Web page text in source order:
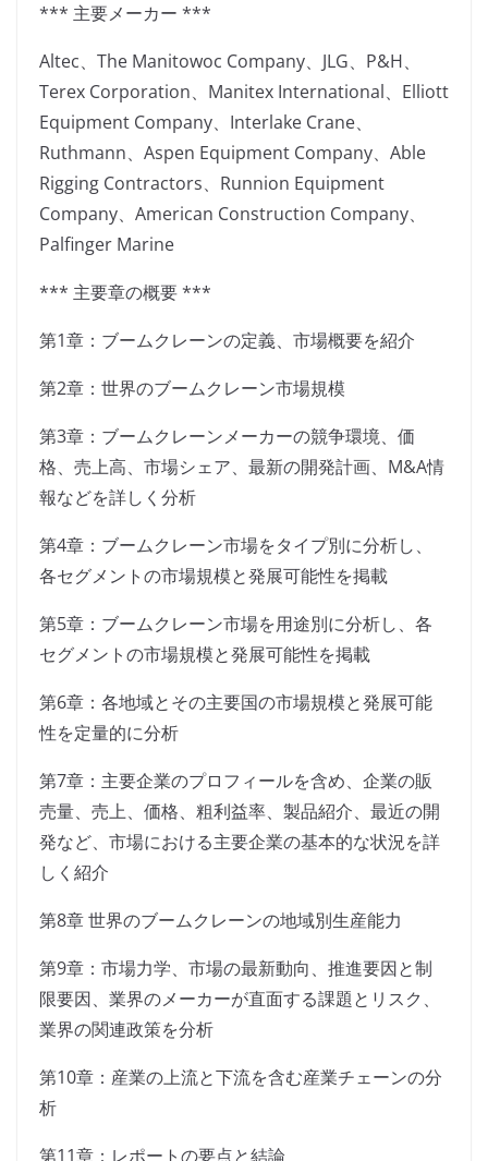
*** 主要メーカー ***
Altec、The Manitowoc Company、JLG、P&H、
Terex Corporation、Manitex International、Elliott
Equipment Company、Interlake Crane、
Ruthmann、Aspen Equipment Company、Able
Rigging Contractors、Runnion Equipment
Company、American Construction Company、
Palfinger Marine
*** 主要章の概要 ***
第1章：ブームクレーンの定義、市場概要を紹介
第2章：世界のブームクレーン市場規模
第3章：ブームクレーンメーカーの競争環境、価
格、売上高、市場シェア、最新の開発計画、M&A情
報などを詳しく分析
第4章：ブームクレーン市場をタイプ別に分析し、
各セグメントの市場規模と発展可能性を掲載
第5章：ブームクレーン市場を用途別に分析し、各
セグメントの市場規模と発展可能性を掲載
第6章：各地域とその主要国の市場規模と発展可能
性を定量的に分析
第7章：主要企業のプロフィールを含め、企業の販
売量、売上、価格、粗利益率、製品紹介、最近の開
発など、市場における主要企業の基本的な状況を詳
しく紹介
第8章 世界のブームクレーンの地域別生産能力
第9章：市場力学、市場の最新動向、推進要因と制
限要因、業界のメーカーが直面する課題とリスク、
業界の関連政策を分析
第10章：産業の上流と下流を含む産業チェーンの分
析
第11章：レポートの要点と結論